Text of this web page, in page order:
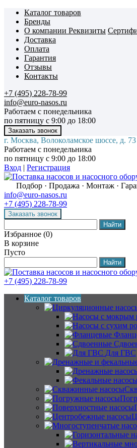
Каталог товаров
Бренды
О компании Реквизиты
Доставка
Оплата
Гарантия
Отзывы
Контакты
+7 (495) 228-78-99
info@euro-nasos.ru
Работаем с понедельника
по пятницу с 9:00 до 18:00
г. Москва, Волоколамское шоссе, д. 73
Работаем с понедельника
по пятницу с 9:00 до 18:00
Вход | Регистрация
Подбор · Продажа · Монтаж ·
info@euro-nasos.ru
+7 (495) 228-78-99
Избранное (0)
В корзине
Пусто
+7 (495) 228-78-99
Каталог товаров
Для ГВС